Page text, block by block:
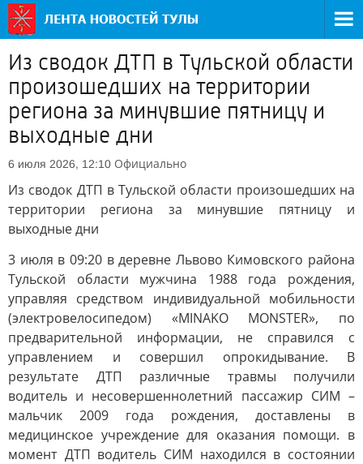
Из сводок ДТП в Тульской области
произошедших на территории
региона за минувшие пятницу и
выходные дни
6 июля 2026, 12:10 Официально
Из сводок ДТП в Тульской области произошедших на
территории региона за минувшие пятницу и
выходные дни
3 июля в 09:20 в деревне Львово Кимовского района
Тульской области мужчина 1988 года рождения,
управляя средством индивидуальной мобильности
(электровелосипедом) «MINAKO MONSTER», по
предварительной информации, не справился с
управлением и совершил опрокидывание. В
результате ДТП различные травмы получили
водитель и несовершеннолетний пассажир СИМ –
мальчик 2009 года рождения, доставлены в
медицинское учреждение для оказания помощи. в
момент ДТП водитель СИМ находился в состоянии